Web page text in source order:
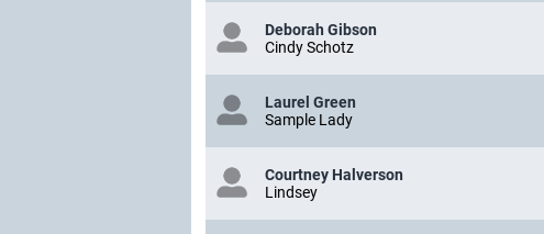
Deborah Gibson
Cindy Schotz
Laurel Green
Sample Lady
Courtney Halverson
Lindsey